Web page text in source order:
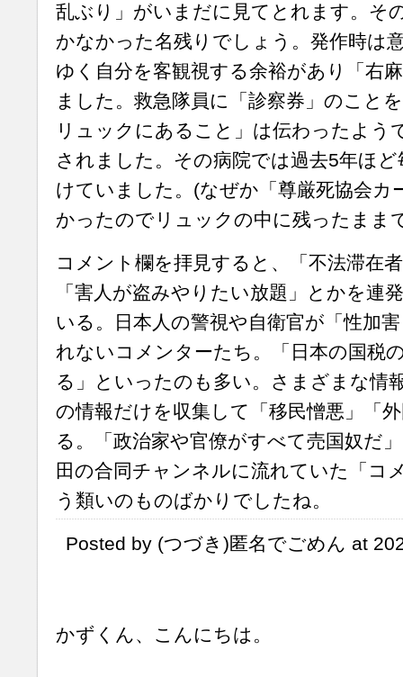
乱ぶり」がいまだに見てとれます。そ
かなかった名残りでしょう。発作時は
ゆく自分を客観視する余裕があり「右
ました。救急隊員に「診察券」のこと
リュックにあること」は伝わったよう
されました。その病院では過去5年ほど
けていました。(なぜか「尊厳死協会カ
かったのでリュックの中に残ったまま
コメント欄を拝見すると、「不法滞在
「害人が盗みやりたい放題」とかを連
いる。日本人の警視や自衛官が「性加
れないコメンターたち。「日本の国税
る」といったのも多い。さまざまな情
の情報だけを収集して「移民憎悪」「
る。「政治家や官僚がすべて売国奴だ
田の合同チャンネルに流れていた「コ
う類いのものばかりでしたね。
Posted by (つづき)匿名でごめん at
かずくん、こんにちは。